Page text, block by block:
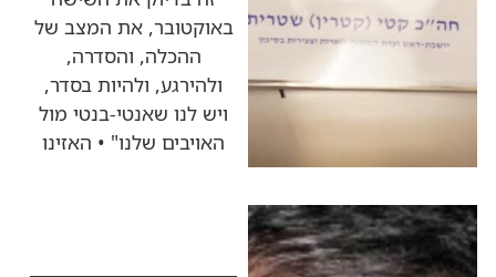
באוקטובר, את המצב של
ההכלה, והסדרה,
ולהירגע, ולהיות בסדר,
ויש לנו שאנטי-בנטי מול
האויבים שלנו" • האזינו